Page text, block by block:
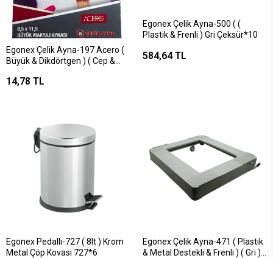
Egonex Çelik Ayna-197 Acero (
Büyük & Dikdörtgen ) ( Cep &
(8,5x11,5cm)*12x12
14,78 TL
Egonex Çelik Ayna-500 ( (
Plastik & Frenli ) Gri Çeksür*10
584,64 TL
Egonex Pedallı-727 ( 8lt ) Krom
Metal Çöp Kovası 727*6
Egonex Çelik Ayna-471 ( Plastik
& Metal Destekli & Frenli ) ( Gri )